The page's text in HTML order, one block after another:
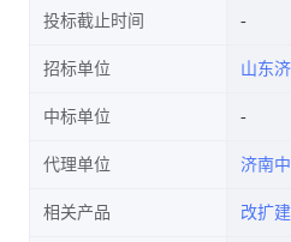
号
投标截止时间
招标单位 山东
中标单位
代理单位 济南
相关产品 改扩